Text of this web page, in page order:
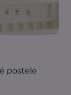
postele